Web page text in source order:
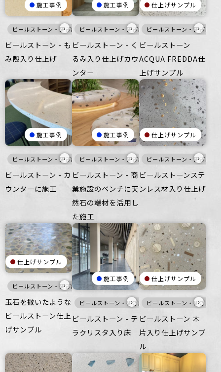
施工事例
ビールストーン・研ぎ出し仕上げ 家具・什器
›
ビールストーン - も
み殻入り仕上げ
施工事例
ビールストーン・研ぎ出し仕上げ 家具・什器
›
ビールストーン - く
るみ入り仕上げカウ
ンター
仕上げサンプル
ビールストーン・研ぎ出し
›
ビールストーン
ACQUA FREDDA仕
上げサンプル
施工事例
ビールストーン・研ぎ出し仕上げ 暖色 家具・什器
›
ビールストーン - カ
ウンターに施工
施工事例
ビールストーン・研ぎ出し仕上げ 白 家具・什
›
ビールストーン - 商
業施設のベンチに天
然石の端材を活用し
た施工
仕上げサンプル
ビールストーン・研ぎ出し
›
ビールストーンステ
ンレス材入り仕上げ
仕上げサンプル
ビールストーン・研ぎ出し仕上げ 洗い出し仕上げ 灰 寒色 壁
›
玉石を撒いたような
ビールストーン仕上
げサンプル
施工事例
ビールストーン・研ぎ出し仕上げ 床
›
ビールストーン - テ
ラクリスタ入り床
仕上げサンプル
ビールストーン・研ぎ出し
›
ビールストーン 木
片入り仕上げサンプ
ル